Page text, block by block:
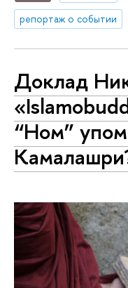
репортаж о событии
Доклад
“Ном”